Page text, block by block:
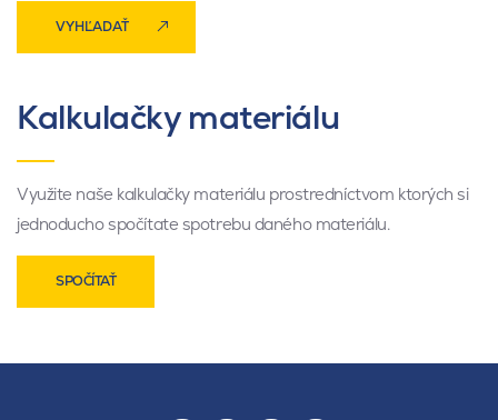
VYHĽADAŤ
Kalkulačky materiálu
Využite naše kalkulačky materiálu prostredníctvom ktorých si
jednoducho spočítate spotrebu daného materiálu.
SPOČÍTAŤ